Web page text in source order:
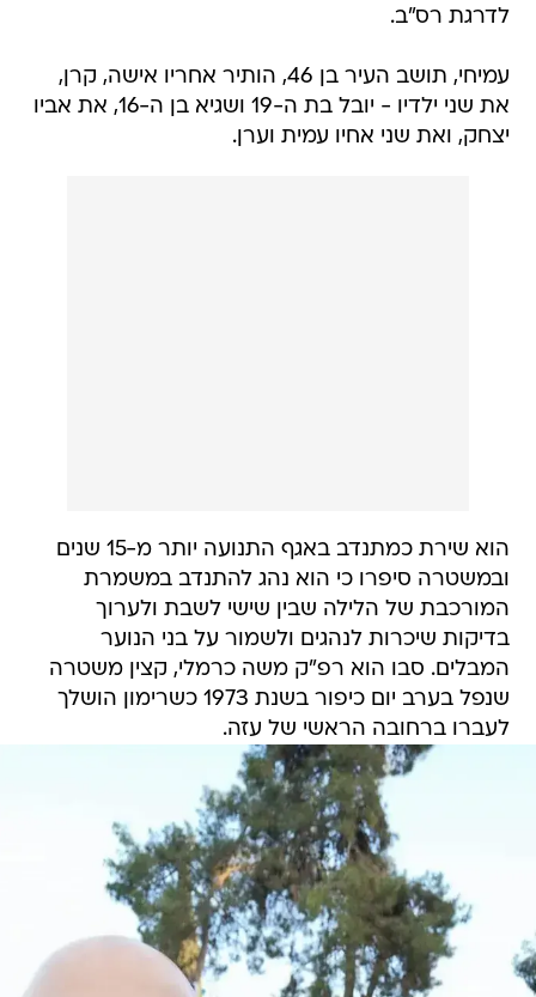
לדרגת רס"ב.
עמיחי, תושב העיר בן 46, הותיר אחריו אישה, קרן,
את שני ילדיו - יובל בת ה-19 ושגיא בן ה-16, את אביו
יצחק, ואת שני אחיו עמית וערן.
הוא שירת כמתנדב באגף התנועה יותר מ-15 שנים
ובמשטרה סיפרו כי הוא נהג להתנדב במשמרת
המורכבת של הלילה שבין שישי לשבת ולערוך
בדיקות שיכרות לנהגים ולשמור על בני הנוער
המבלים. סבו הוא רפ"ק משה כרמלי, קצין משטרה
שנפל בערב יום כיפור בשנת 1973 כשרימון הושלך
לעברו ברחובה הראשי של עזה.